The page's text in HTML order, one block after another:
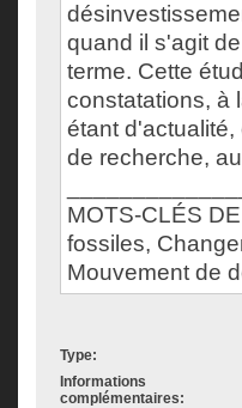
quand il s'agit
terme. Cette
constatations, à
étant
de recherche,
MOTS-CLÉS
fossiles,
Mouvement de
Type:
Informations
complémentaires: